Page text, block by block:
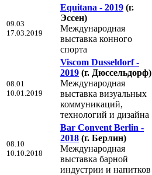
09.03
17.03.2019
Equitana - 2019 (г.
Эссен)
Международная
выставка конного
спорта
08.01
10.01.2019
Viscom Dusseldorf -
2019 (г. Дюссельдорф)
Международная
выставка визуальных
коммуникаций,
технологий и дизайна
08.10
10.10.2018
Bar Convent Berlin -
2018 (г. Берлин)
Международная
выставка барной
индустрии и напитков